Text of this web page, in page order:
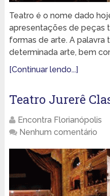
Teatro é o nome dado
apresentações de peças
formas de arte. A palavra
determinada arte, bem
[Continuar lendo...]
Teatro Jurerê
Encontra Florianópolis
Nenhum comentário